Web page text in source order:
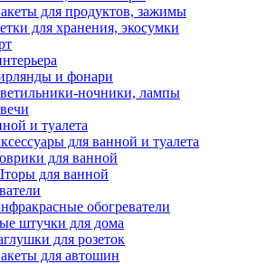
для продуктов, зажимы
для хранения, экосумки
и фонари
ночники, лампы
и туалета
для ванной и туалета
для ванной
для ванной
обогреватели
штучки для дома
для розеток
для автошин